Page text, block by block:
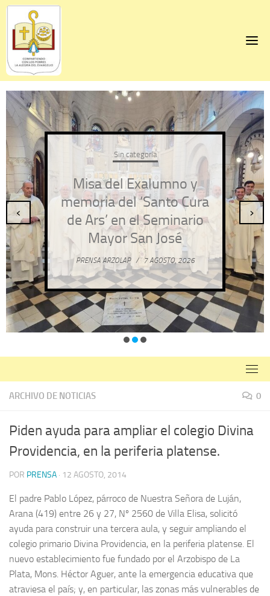
Skip
content
Sin categoría
Misa del Exalumno y
memoria del ‘Santo Cura
de Ars’ en el Seminario
Mayor San José
PRENSA ARZOLAP / 7 AGOSTO, 2026
‹ ›
ARCHIVO DE NOTICIAS 0
Piden ayuda para ampliar el colegio Divina
Providencia, en la periferia platense.
POR PRENSA · 12 AGOSTO, 2014
El padre Pablo López, párroco de Nuestra Señora de Luján,
Arana (419) entre 26 y 27, Nº 2560 de Villa Elisa, solicitó
ayuda para construir una tercera aula, y seguir ampliando el
colegio primario Divina Providencia, en la periferia platense. El
nuevo establecimiento fue fundado por el Arzobispo de La
Plata, Mons. Héctor Aguer, ante la emergencia educativa que
atraviesa el país; y, en particular, las zonas más vulnerables de